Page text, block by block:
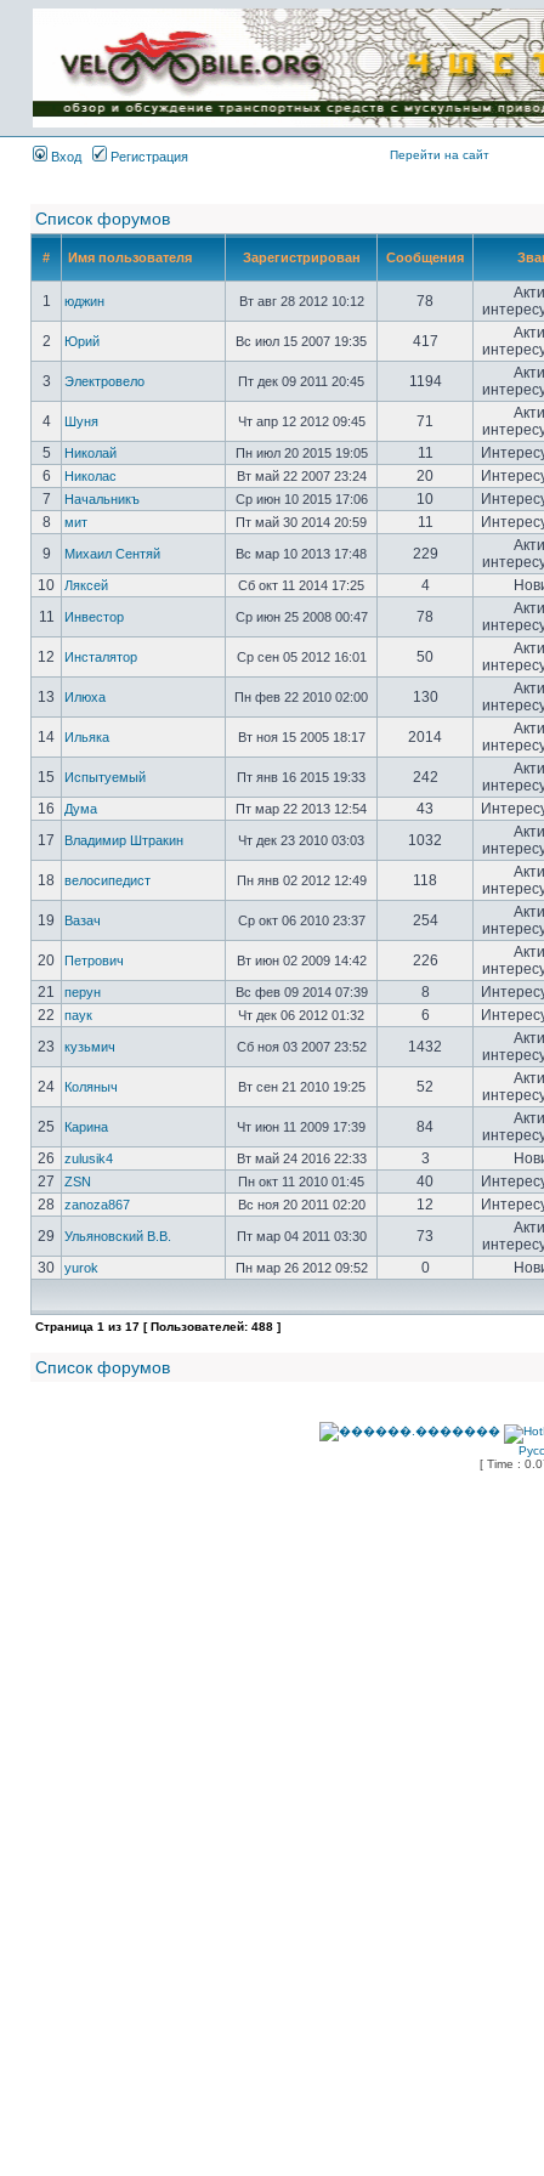
Имя пользователя:
Пароль:
{ LOG_ME_IN_SHORT
}
Вход
Регистрация Перейти на сайт
Список форумов
# Имя пользователя Зарегистрирован Сообщения
1 юджин Вт авг 28 2012 10:12 78
2
Юрий Вс июл 15 2007 19:35 417
3
Электровело Пт дек 09 2011 20:45 1194
4
Шуня Чт апр 12 2012 09:45 71
5
Николай Пн июл 20 2015 19:05 11
6
Николас Вт май 22 2007 23:24 20
7
Начальникъ Ср июн 10 2015 17:06 10
8
мит Пт май 30 2014 20:59 11
9
Михаил Сентяй Вс мар 10 2013 17:48 229
10
Ляксей Сб окт 11 2014 17:25 4
11
Инвестор Ср июн 25 2008 00:47 78
12
Инсталятор Ср сен 05 2012 16:01 50
13
Илюха Пн фев 22 2010 02:00 130
14
Ильяка Вт ноя 15 2005 18:17 2014
15
Испытуемый Пт янв 16 2015 19:33 242
16
Дума Пт мар 22 2013 12:54 43
17
Владимир Штракин Чт дек 23 2010 03:03 1032
18
велосипедист Пн янв 02 2012 12:49 118
19
Вазач Ср окт 06 2010 23:37 254
20
Петрович Вт июн 02 2009 14:42 226
21
перун Вс фев 09 2014 07:39 8
22
паук Чт дек 06 2012 01:32 6
23
кузьмич Сб ноя 03 2007 23:52 1432
24
Коляныч Вт сен 21 2010 19:25 52
25
Карина Чт июн 11 2009 17:39 84
26
zulusik4 Вт май 24 2016 22:33 3
27
ZSN Пн окт 11 2010 01:45 40
28
zanoza867 Вс ноя 20 2011 02:20 12
29
Ульяновский В.В. Пт мар 04 2011 03:30 73
30
yurok Пн мар 26 2012 09:52 0
Страница 1 из 17 [ Пользователей: 488 ]
Список форумов
[ Time :